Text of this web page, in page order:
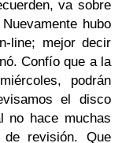
va sobre
hubo
line; mejor decir
Confío que a la
podrán
el disco
no hace muchas
revisión. Que